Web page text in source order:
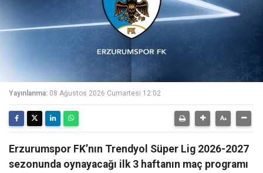
Yayınlanma: 08 Ağustos 2026 Cumartesi 12:02
Erzurumspor FK’nın Trendyol Süper Lig 2026-2027
sezonunda oynayacağı ilk 3 haftanın maç programı